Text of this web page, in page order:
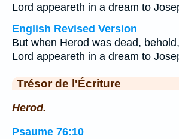
Lord appeareth in a dream to
English Revised Version
But when Herod was dead,
Lord appeareth in a dream to
Trésor de l'Écriture
Herod.
Psaume 76:10